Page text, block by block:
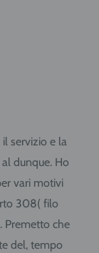
servizio e la
dunque. Ho
vari motivi
308( filo
Premetto che
del, tempo